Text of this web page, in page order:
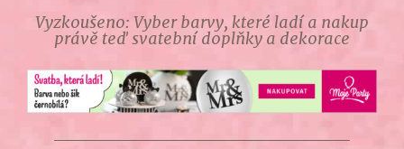
Vyzkoušeno: Vyber barvy, které ladí a nakup
právě teď svatební doplňky a dekorace